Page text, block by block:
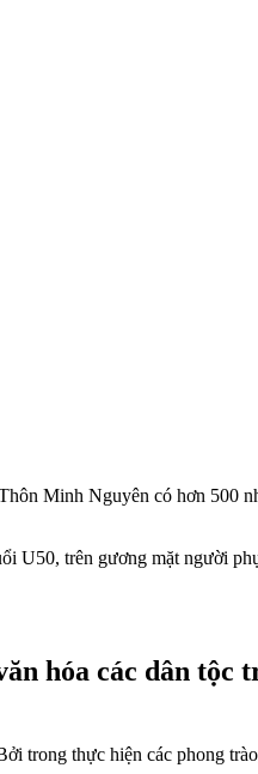
Minh Nguyên có hơn 500
U50, trên gương mặt người
hóa các dân tộc
trong thực hiện các phong